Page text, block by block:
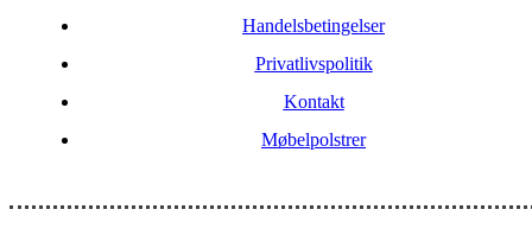
Handelsbetingelser
Privatlivspolitik
Kontakt
Møbelpolstrer